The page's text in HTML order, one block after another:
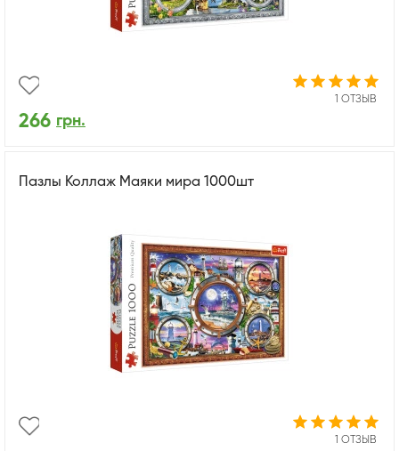
1 ОТЗЫВ
266 грн.
Пазлы Коллаж Маяки мира 1000шт
1 ОТЗЫВ